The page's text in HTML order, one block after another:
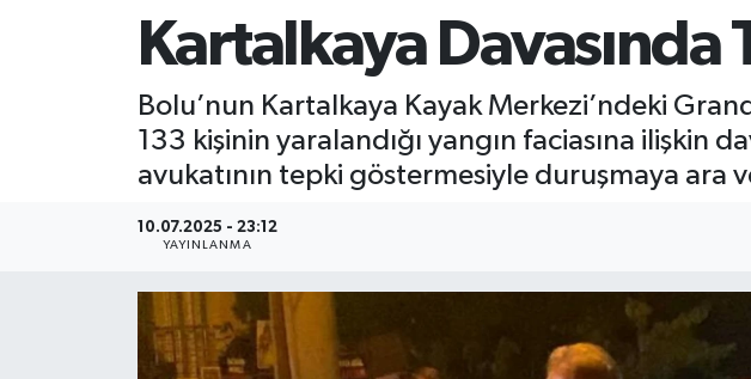
Kartalkaya Davasında
Bolu’nun Kartalkaya Kayak Merkezi’ndeki
133 kişinin yaralandığı yangın faciasına ilişkin
avukatının tepki göstermesiyle duruşmaya ara
10.07.2025 - 23:12
YAYINLANMA